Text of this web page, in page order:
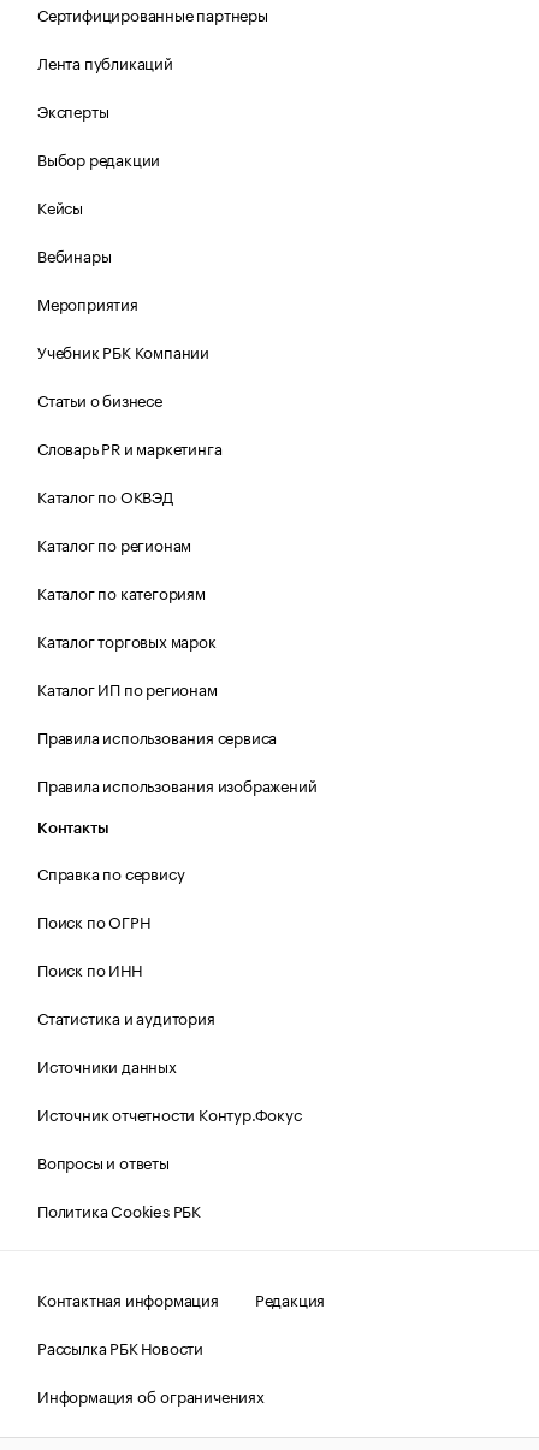
Сертифицированные партнеры
Лента публикаций
Эксперты
Выбор редакции
Кейсы
Вебинары
Мероприятия
Учебник РБК Компании
Статьи о бизнесе
Словарь PR и маркетинга
Каталог по ОКВЭД
Каталог по регионам
Каталог по категориям
Каталог торговых марок
Каталог ИП по регионам
Правила использования сервиса
Правила использования изображений
Контакты
Справка по сервису
Поиск по ОГРН
Поиск по ИНН
Статистика и аудитория
Источники данных
Источник отчетности Контур.Фокус
Вопросы и ответы
Политика Cookies РБК
Контактная информация
Редакция
Рассылка РБК Новости
Информация об ограничениях
Правовая информация
О соблюдении авторских прав